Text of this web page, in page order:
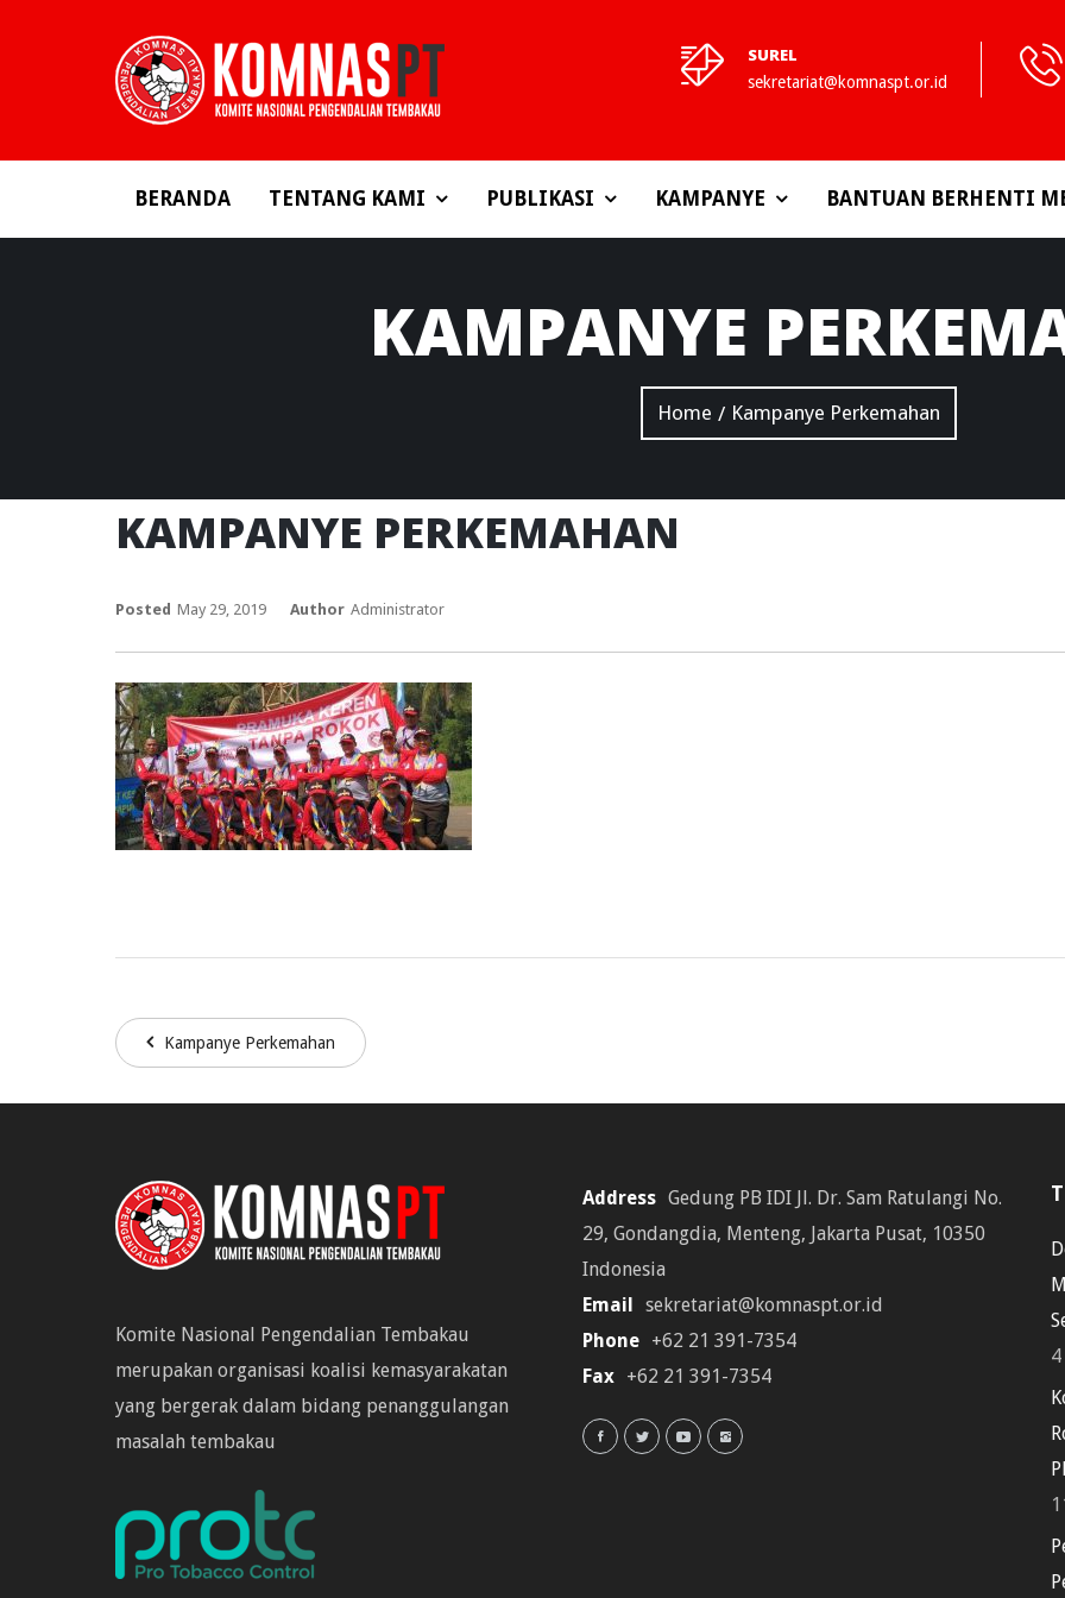
SUREL
sekretariat@komnaspt.or.id
BERANDA TENTANG KAMI PUBLIKASI KAMPANYE BANTUAN BERHENTI
KAMPANYE
Home / Kampanye Perkemahan
KAMPANYE PERKEMAHAN
Posted May 29, 2019 Author Administrator
Kampanye Perkemahan
Komite Nasional Pengendalian Tembakau
merupakan organisasi koalisi kemasyarakatan
yang bergerak dalam bidang penanggulangan
masalah tembakau
Address Gedung PB IDI Jl. Dr. Sam Ratulangi No.
29, Gondangdia, Menteng, Jakarta Pusat, 10350
Indonesia
Email
sekretariat@komnaspt.or.id
Phone +62 21 391-7354
Fax +62 21 391-7354